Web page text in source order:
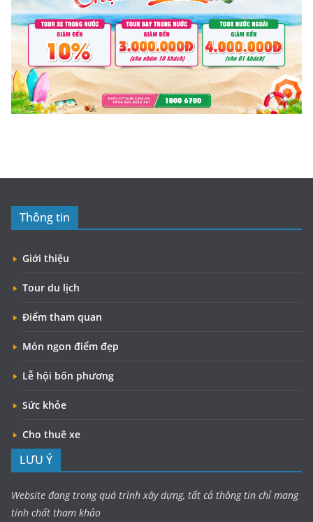
Thông tin
Giới thiệu
Tour du lịch
Điểm tham quan
Món ngon điểm đẹp
Lễ hội bốn phương
Sức khỏe
Cho thuê xe
LƯU Ý
Website đang trong quá trình xây dựng, tất cả thông tin chỉ mang
tính chất tham khảo